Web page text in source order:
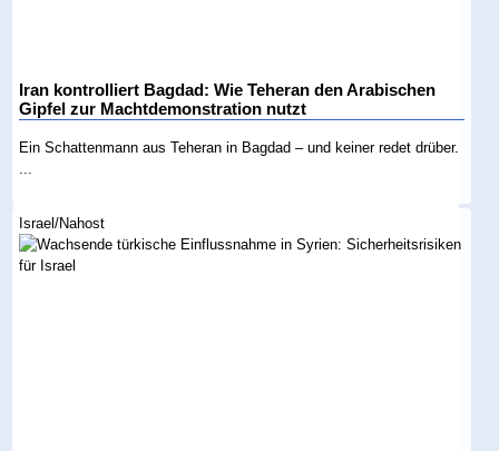
Iran kontrolliert Bagdad: Wie Teheran den Arabischen
Gipfel zur Machtdemonstration nutzt
Ein Schattenmann aus Teheran in Bagdad – und keiner redet drüber.
...
Israel/Nahost